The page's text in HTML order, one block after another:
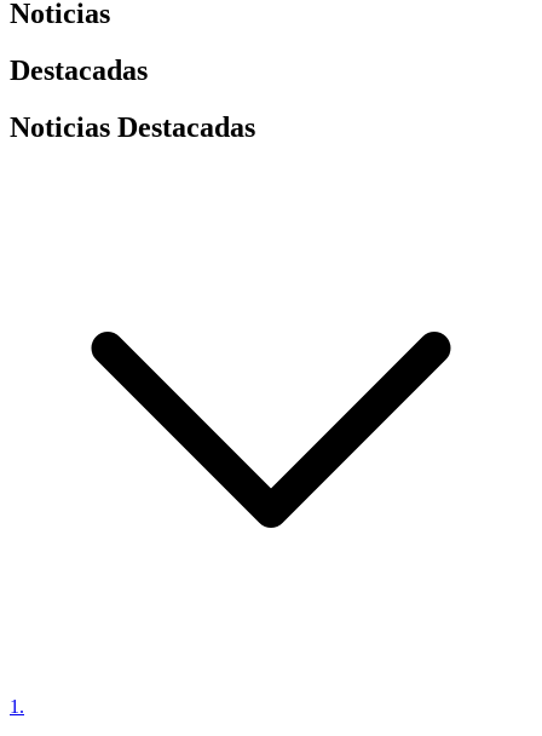
Noticias
Destacadas
Noticias Destacadas
1 .